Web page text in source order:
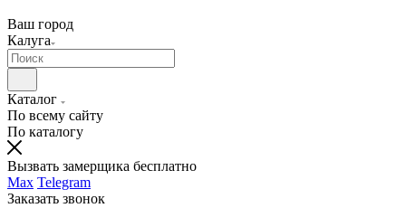
Ваш город
Калуга
Каталог
По всему сайту
По каталогу
Вызвать замерщика бесплатно
Max Telegram
Заказать звонок